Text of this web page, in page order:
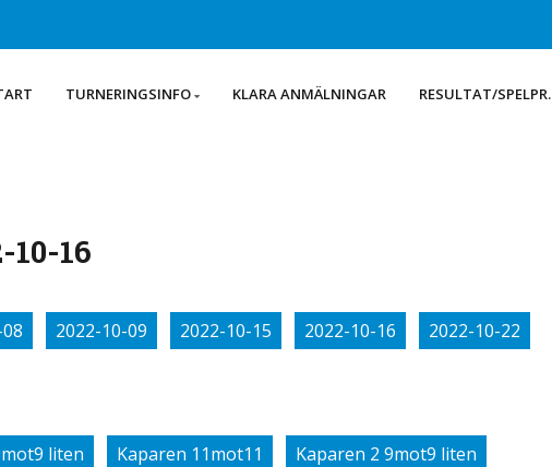
TURNERINGSINFO KLARA ANMÄLNINGAR RESULTAT/SPELPR.
16
2022-10-09 2022-10-15 2022-10-16
2022-10-22
liten Kaparen 11mot11
Kaparen 2 9mot9 liten